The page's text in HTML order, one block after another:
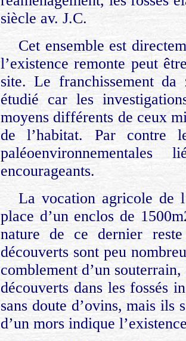
siècle av. J.C.
Cet ensemble est
l’existence remonte peut
site. Le franchissement da
étudié car les
moyens différents de ceux
de l’habitat. Par contre
encourageants.
La vocation agricole de
place d’un enclos de
nature de ce dernier reste
découverts sont peu
comblement d’un
découverts dans les fossés
sans doute d’ovins, mais ils
d’un mors indique